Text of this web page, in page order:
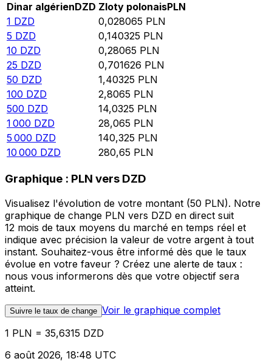
Dinar algérienDZD Zloty polonaisPLN
1 DZD 0,028065 PLN
5 DZD 0,140325 PLN
10 DZD 0,28065 PLN
25 DZD 0,701626 PLN
50 DZD 1,40325 PLN
100 DZD 2,8065 PLN
500 DZD 14,0325 PLN
1 000 DZD 28,065 PLN
5 000 DZD 140,325 PLN
10 000 DZD 280,65 PLN
Graphique : PLN vers DZD
Visualisez l'évolution de votre montant (50 PLN). Notre
graphique de change PLN vers DZD en direct suit
12 mois de taux moyens du marché en temps réel et
indique avec précision la valeur de votre argent à tout
instant. Souhaitez-vous être informé dès que le taux
évolue en votre faveur ? Créez une alerte de taux :
nous vous informerons dès que votre objectif sera
atteint.
Suivre le taux de change Voir le graphique complet
1 PLN = 35,6315 DZD
6 août 2026, 18:48 UTC